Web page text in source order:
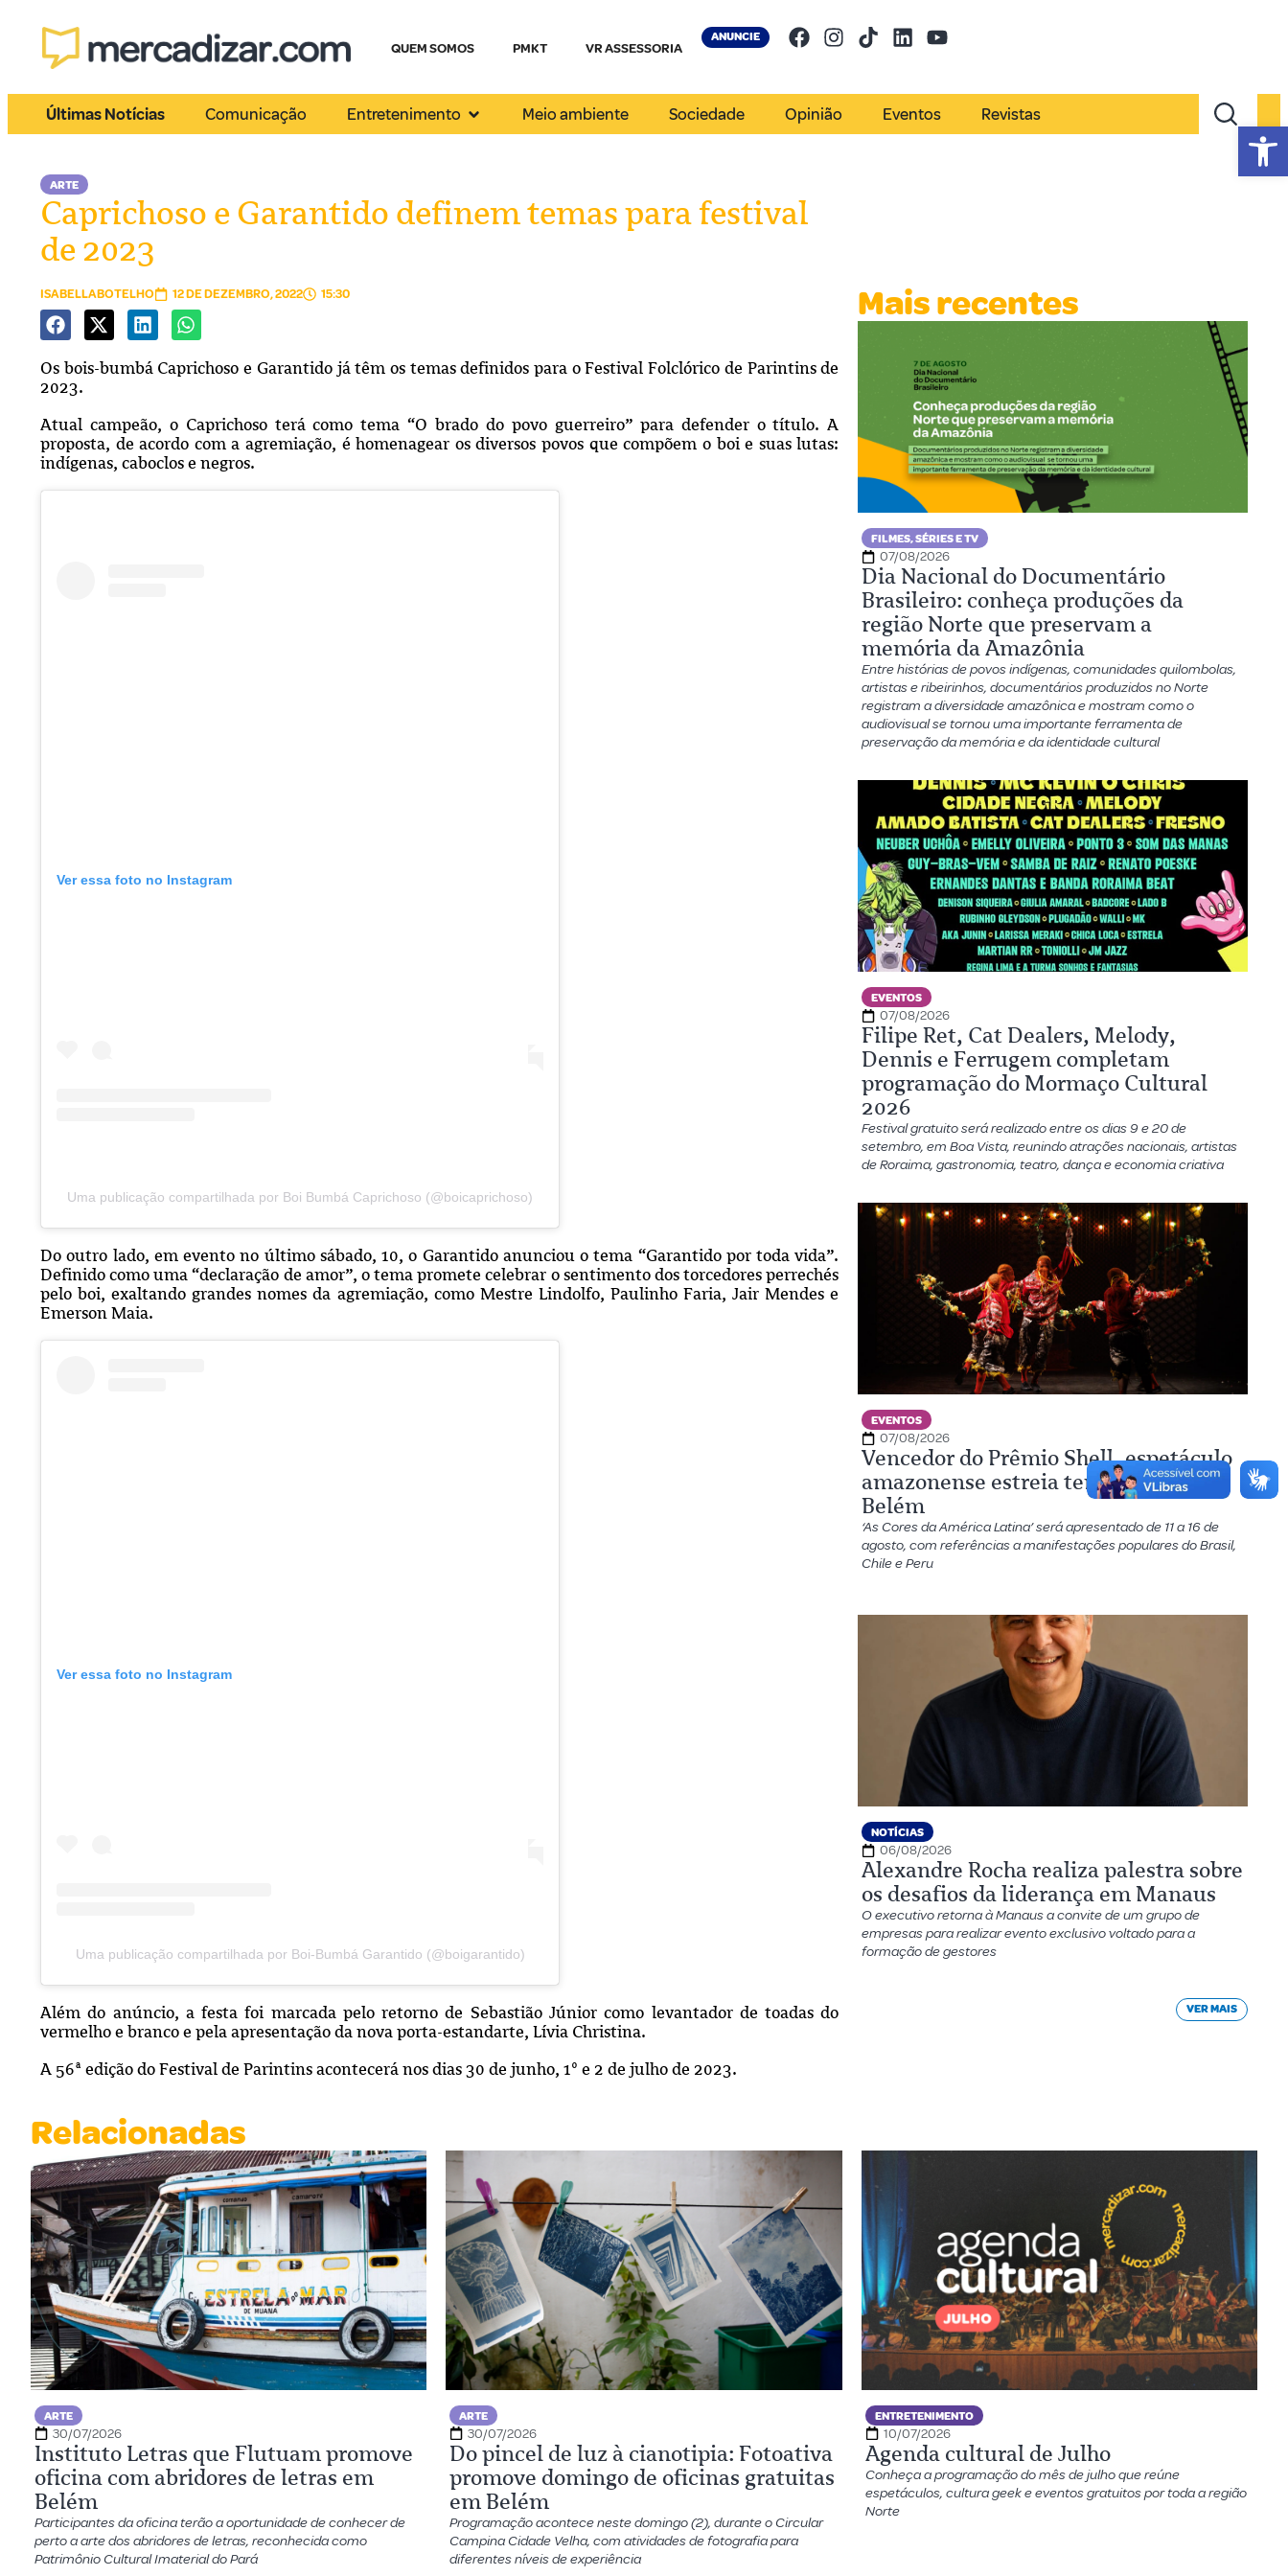
QUEM SOMOS PMKT VR ASSESSORIA
ANUNCIE
Últimas Notícias Comunicação Entretenimento Meio ambiente Sociedade Opinião Eventos Revistas
ARTE
Caprichoso e Garantido definem temas para festival
de 2023
ISABELLABOTELHO 12 DE DEZEMBRO, 2022 15:30
Os bois-bumbá Caprichoso e Garantido já têm os temas definidos para o Festival Folclórico de Parintins de
2023.
Atual campeão, o Caprichoso terá como tema “O brado do povo guerreiro” para defender o título. A
proposta, de acordo com a agremiação, é homenagear os diversos povos que compõem o boi e suas lutas:
indígenas, caboclos e negros.
Ver essa foto no Instagram
Uma publicação compartilhada por Boi Bumbá Caprichoso (@boicaprichoso)
Do outro lado, em evento no último sábado, 10, o Garantido anunciou o tema “Garantido por toda vida”.
Definido como uma “declaração de amor”, o tema promete celebrar o sentimento dos torcedores perrechés
pelo boi, exaltando grandes nomes da agremiação, como Mestre Lindolfo, Paulinho Faria, Jair Mendes e
Emerson Maia.
Ver essa foto no Instagram
Uma publicação compartilhada por Boi-Bumbá Garantido (@boigarantido)
Além do anúncio, a festa foi marcada pelo retorno de Sebastião Júnior como levantador de toadas do
vermelho e branco e pela apresentação da nova porta-estandarte, Lívia Christina.
A 56ª edição do Festival de Parintins acontecerá nos dias 30 de junho, 1º e 2 de julho de 2023.
Mais recentes
FILMES, SÉRIES E TV
07/08/2026
Dia Nacional do Documentário
Brasileiro: conheça produções da
região Norte que preservam a
memória da Amazônia
Entre histórias de povos indígenas, comunidades quilombolas,
artistas e ribeirinhos, documentários produzidos no Norte
registram a diversidade amazônica e mostram como o
audiovisual se tornou uma importante ferramenta de
preservação da memória e da identidade cultural
EVENTOS
07/08/2026
Filipe Ret, Cat Dealers, Melody,
Dennis e Ferrugem completam
programação do Mormaço Cultural
2026
Festival gratuito será realizado entre os dias 9 e 20 de
setembro, em Boa Vista, reunindo atrações nacionais, artistas
de Roraima, gastronomia, teatro, dança e economia criativa
EVENTOS
07/08/2026
Vencedor do Prêmio Shell, espetáculo
amazonense estreia temporada em
Belém
‘As Cores da América Latina’ será apresentado de 11 a 16 de
agosto, com referências a manifestações populares do Brasil,
Chile e Peru
NOTÍCIAS
06/08/2026
Alexandre Rocha realiza palestra sobre
os desafios da liderança em Manaus
O executivo retorna à Manaus a convite de um grupo de
empresas para realizar evento exclusivo voltado para a
formação de gestores
VER MAIS
Relacionadas
ARTE
30/07/2026
Instituto Letras que Flutuam promove
oficina com abridores de letras em
Belém
Participantes da oficina terão a oportunidade de conhecer de
perto a arte dos abridores de letras, reconhecida como
Patrimônio Cultural Imaterial do Pará
ARTE
30/07/2026
Do pincel de luz à cianotipia: Fotoativa
promove domingo de oficinas gratuitas
em Belém
Programação acontece neste domingo (2), durante o Circular
Campina Cidade Velha, com atividades de fotografia para
diferentes níveis de experiência
ENTRETENIMENTO
10/07/2026
Agenda cultural de Julho
Conheça a programação do mês de julho que reúne
espetáculos, cultura geek e eventos gratuitos por toda a região
Norte